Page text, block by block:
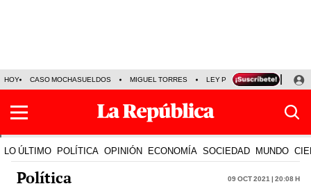
HOY CASO MOCHASUELDOS MIGUEL TORRES LEY PULPÍN PRECIO DEL
LO ÚLTIMO POLÍTICA OPINIÓN ECONOMÍA SOCIEDAD MUNDO
Política 09 Oct 2021 | 20:08 h